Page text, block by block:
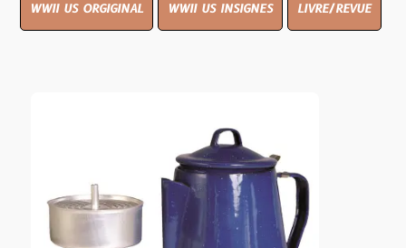
WWII US ORGIGINAL WWII US INSIGNES LIVRE/REVUE